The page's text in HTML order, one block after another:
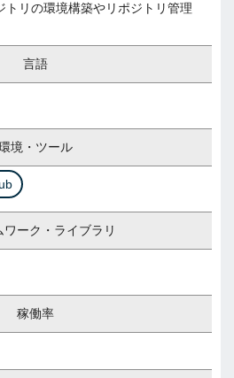
トリの環境構築やリポジトリ管理
言語
境・ツール
ワーク・ライブラリ
稼働率